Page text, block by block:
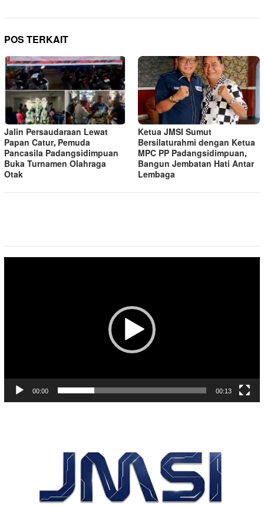
POS TERKAIT
Jalin Persaudaraan Lewat
Papan Catur, Pemuda
Pancasila Padangsidimpuan
Buka Turnamen Olahraga
Otak
Ketua JMSI Sumut
Bersilaturahmi dengan Ketua
MPC PP Padangsidimpuan,
Bangun Jembatan Hati Antar
Lembaga
00:00 00:13